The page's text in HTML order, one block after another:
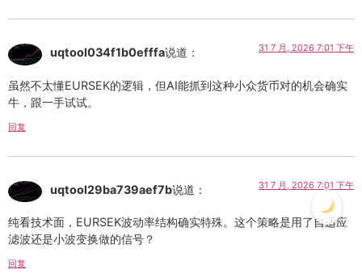
uqtool034f1b0efffa说道： 31 7 月, 2026 7:01 下午
虽然不太懂EURSEK的逻辑，但AI能抓到这种小众货币对的机会确实
牛，跟一手试试。
回复
uqtool29ba739aef7b说道： 31 7 月, 2026 7:01 下午
纯看技术面，EURSEK波动率结构确实特殊。这个策略是用了自适应
滤波还是小波变换做的信号？
回复